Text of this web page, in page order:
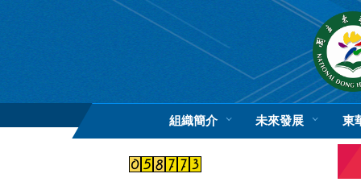
組織簡介 未來發展 東